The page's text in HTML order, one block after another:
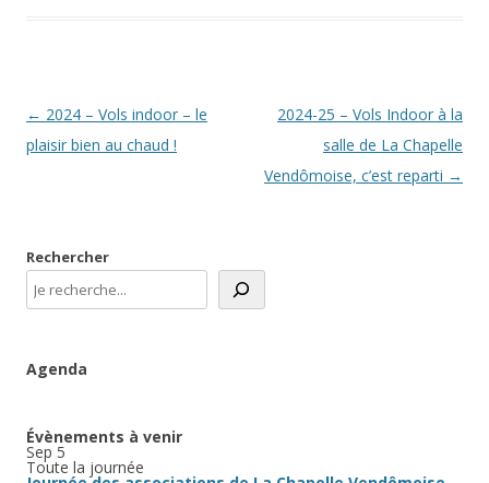
Navigation
des
← 2024 – Vols indoor – le
plaisir bien au chaud !
2024-25 – Vols Indoor à la
salle de La Chapelle
Vendômoise, c’est reparti →
Rechercher
Agenda
Évènements à venir
Sep 5
Toute la journée